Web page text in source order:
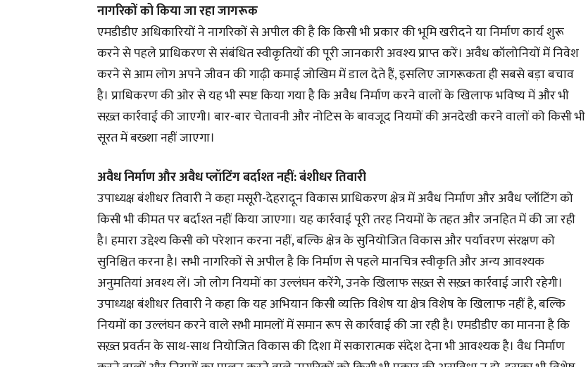
नागरिकों को किया जा रहा जागरूक
एमडीडीए अधिकारियों ने नागरिकों से अपील की है कि किसी भी प्रकार की भूमि खरीदने या निर्माण कार्य शुरू
करने से पहले प्राधिकरण से संबंधित स्वीकृतियों की पूरी जानकारी अवश्य प्राप्त करें। अवैध कॉलोनियों में निवेश
करने से आम लोग अपने जीवन की गाढ़ी कमाई जोखिम में डाल देते हैं, इसलिए जागरूकता ही सबसे बड़ा बचाव
है। प्राधिकरण की ओर से यह भी स्पष्ट किया गया है कि अवैध निर्माण करने वालों के खिलाफ भविष्य में और भी
सख़्त कार्रवाई की जाएगी। बार-बार चेतावनी और नोटिस के बावजूद नियमों की अनदेखी करने वालों को किसी भी
सूरत में बख्शा नहीं जाएगा।
अवैध निर्माण और अवैध प्लॉटिंग बर्दाश्त नहीं: बंशीधर तिवारी
उपाध्यक्ष बंशीधर तिवारी ने कहा मसूरी-देहरादून विकास प्राधिकरण क्षेत्र में अवैध निर्माण और अवैध प्लॉटिंग को
किसी भी कीमत पर बर्दाश्त नहीं किया जाएगा। यह कार्रवाई पूरी तरह नियमों के तहत और जनहित में की जा रही
है। हमारा उद्देश्य किसी को परेशान करना नहीं, बल्कि क्षेत्र के सुनियोजित विकास और पर्यावरण संरक्षण को
सुनिश्चित करना है। सभी नागरिकों से अपील है कि निर्माण से पहले मानचित्र स्वीकृति और अन्य आवश्यक
अनुमतियां अवश्य लें। जो लोग नियमों का उल्लंघन करेंगे, उनके खिलाफ सख़्त से सख़्त कार्रवाई जारी रहेगी।
उपाध्यक्ष बंशीधर तिवारी ने कहा कि यह अभियान किसी व्यक्ति विशेष या क्षेत्र विशेष के खिलाफ नहीं है, बल्कि
नियमों का उल्लंघन करने वाले सभी मामलों में समान रूप से कार्रवाई की जा रही है। एमडीडीए का मानना है कि
सख़्त प्रवर्तन के साथ-साथ नियोजित विकास की दिशा में सकारात्मक संदेश देना भी आवश्यक है। वैध निर्माण